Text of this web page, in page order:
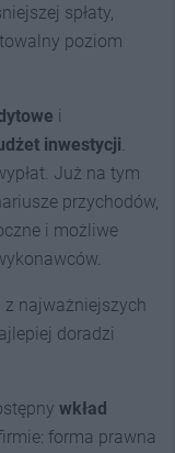
spłaty,
poziom
i
inwestycji
Już na tym
przychodów,
i możliwe
z najważniejszych
doradzi
wkład
forma prawna